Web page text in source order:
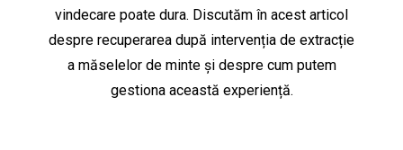
vindecare poate dura. Discutăm în acest articol
despre recuperarea după intervenția de extracție
a măselelor de minte și despre cum putem
gestiona această experiență.